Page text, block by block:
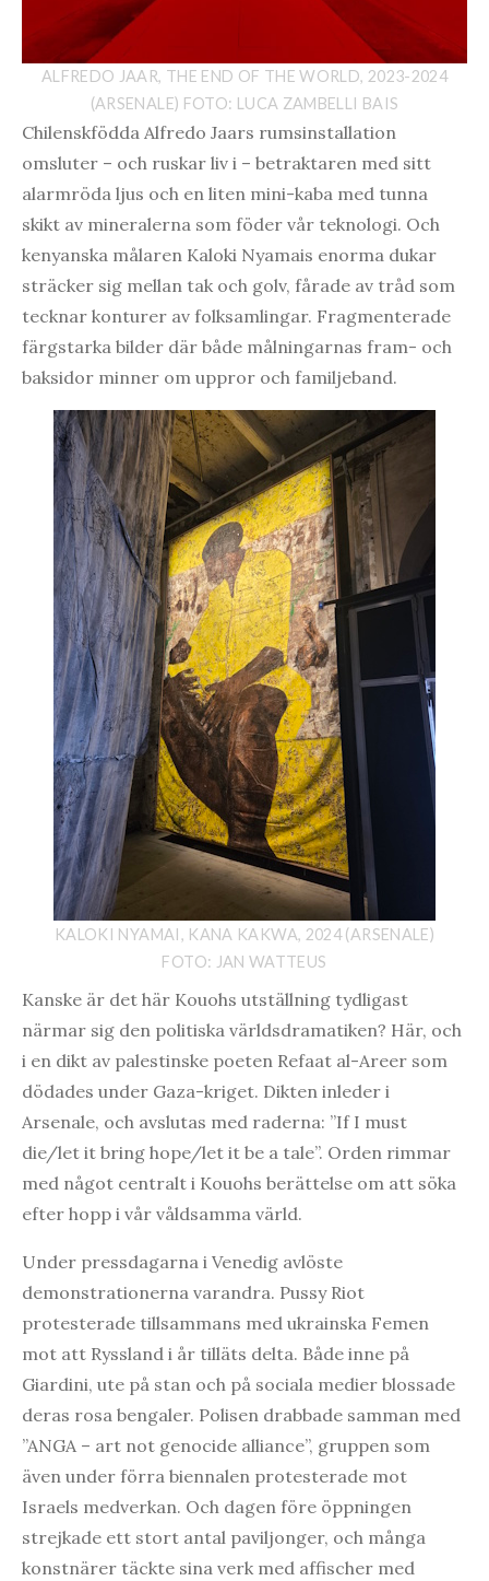
ALFREDO JAAR, THE END OF THE WORLD, 2023-2024
(ARSENALE) FOTO: LUCA ZAMBELLI BAIS
Chilenskfödda Alfredo Jaars rumsinstallation
omsluter – och ruskar liv i – betraktaren med sitt
alarmröda ljus och en liten mini-kaba med tunna
skikt av mineralerna som föder vår teknologi. Och
kenyanska målaren Kaloki Nyamais enorma dukar
sträcker sig mellan tak och golv, fårade av tråd som
tecknar konturer av folksamlingar. Fragmenterade
färgstarka bilder där både målningarnas fram- och
baksidor minner om uppror och familjeband.
KALOKI NYAMAI, KANA KAKWA, 2024 (ARSENALE)
FOTO: JAN WATTEUS
Kanske är det här Kouohs utställning tydligast
närmar sig den politiska världsdramatiken? Här, och
i en dikt av palestinske poeten Refaat al-Areer som
dödades under Gaza-kriget. Dikten inleder i
Arsenale, och avslutas med raderna: ”If I must
die/let it bring hope/let it be a tale”. Orden rimmar
med något centralt i Kouohs berättelse om att söka
efter hopp i vår våldsamma värld.
Under pressdagarna i Venedig avlöste
demonstrationerna varandra. Pussy Riot
protesterade tillsammans med ukrainska Femen
mot att Ryssland i år tilläts delta. Både inne på
Giardini, ute på stan och på sociala medier blossade
deras rosa bengaler. Polisen drabbade samman med
”ANGA – art not genocide alliance”, gruppen som
även under förra biennalen protesterade mot
Israels medverkan. Och dagen före öppningen
strejkade ett stort antal paviljonger, och många
konstnärer täckte sina verk med affischer med